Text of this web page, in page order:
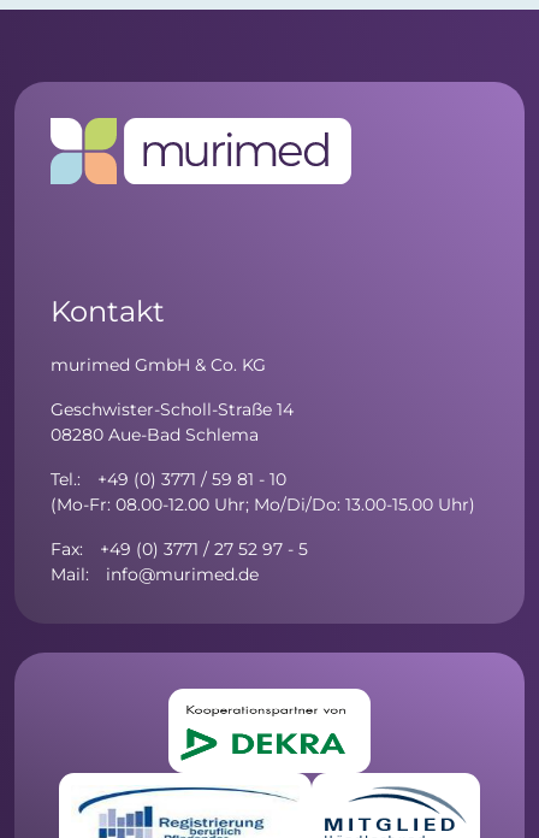
Kontakt
murimed GmbH & Co. KG
Geschwister-Scholl-Straße 14
08280 Aue-Bad Schlema
Tel.: +49 (0) 3771 / 59 81 - 10
(Mo-Fr: 08.00-12.00 Uhr; Mo/Di/Do: 13.00-15.00 Uhr)
Fax: +49 (0) 3771 / 27 52 97 - 5
Mail: info@murimed.de